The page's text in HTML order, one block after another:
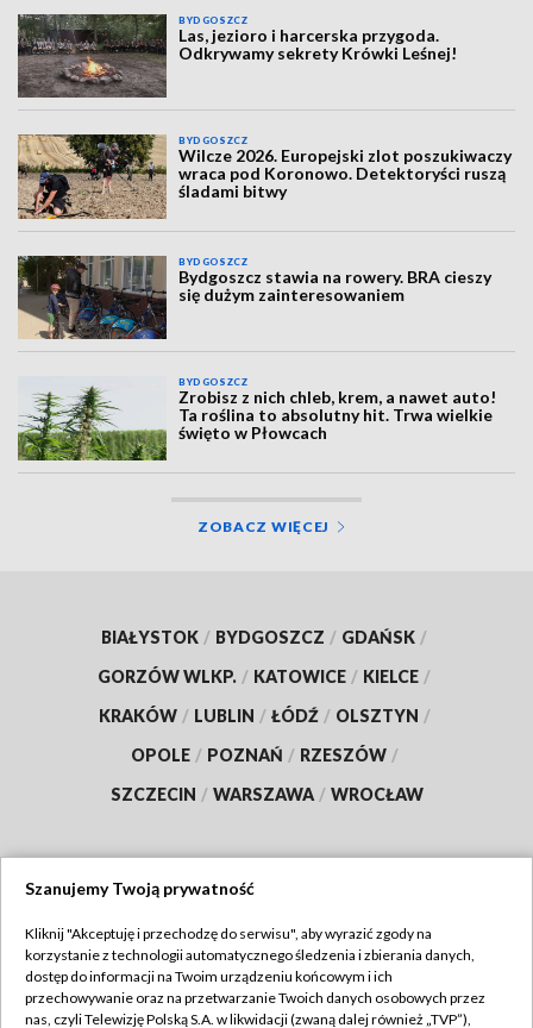
BYDGOSZCZ
Las, jezioro i harcerska przygoda.
Odkrywamy sekrety Krówki Leśnej!
BYDGOSZCZ
Wilcze 2026. Europejski zlot poszukiwaczy
wraca pod Koronowo. Detektoryści ruszą
śladami bitwy
BYDGOSZCZ
Bydgoszcz stawia na rowery. BRA cieszy
się dużym zainteresowaniem
BYDGOSZCZ
Zrobisz z nich chleb, krem, a nawet auto!
Ta roślina to absolutny hit. Trwa wielkie
święto w Płowcach
ZOBACZ WIĘCEJ
BIAŁYSTOK / BYDGOSZCZ / GDAŃSK /
GORZÓW WLKP. / KATOWICE / KIELCE /
KRAKÓW / LUBLIN / ŁÓDŹ / OLSZTYN /
OPOLE / POZNAŃ / RZESZÓW /
SZCZECIN / WARSZAWA / WROCŁAW
TVP
Abonament TVP
Regulamin TVP
Szanujemy Twoją prywatność
Kliknij "Akceptuję i przechodzę do serwisu", aby wyrazić zgody na
korzystanie z technologii automatycznego śledzenia i zbierania danych,
dostęp do informacji na Twoim urządzeniu końcowym i ich
przechowywanie oraz na przetwarzanie Twoich danych osobowych przez
nas, czyli Telewizję Polską S.A. w likwidacji (zwaną dalej również „TVP”),